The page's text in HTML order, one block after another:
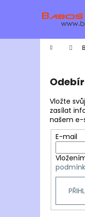
Domů
Vložte
zasílat
našem e-
E-mail
í
do
do